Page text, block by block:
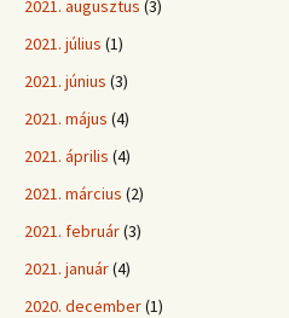
2021. augusztus (3)
2021. július (1)
2021. június (3)
2021. május (4)
2021. április (4)
2021. március (2)
2021. február(3)
2021. január(4)
2020. december(1)